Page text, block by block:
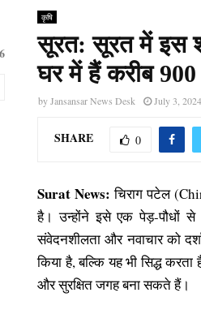
कृषि
सूरत: सूरत में इस
घर में हैं करीब 900
byJansansar News Desk July 3, 2024
SHARE 0
Surat News: चिराग पटेल
है। उन्होंने इसे एक पेड़-पौधों
संवेदनशीलता और नवाचार को
किया है, बल्कि यह भी सिद्ध
और सुरक्षित जगह बना सकते हैं।